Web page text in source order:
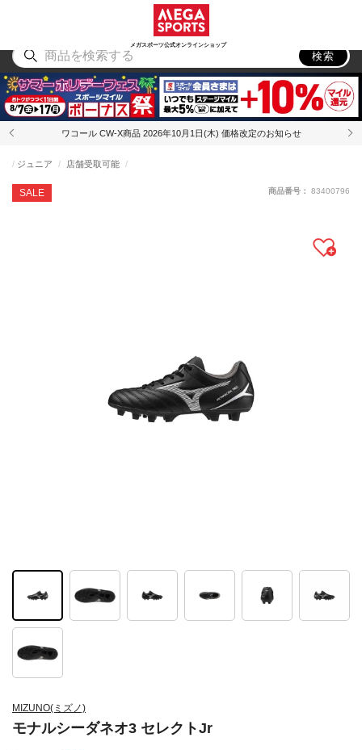
メガスポーツ公式オンラインショップ
アウトドア
検索
ワコール CW-X商品 2026年10月1日(木) 価格改定のお知らせ
MIZUNO(ミズノ)
モナルシーダネオ3 セレクトJr
SALE
ジュニア 店舗受取可能
商品番号： 83400796